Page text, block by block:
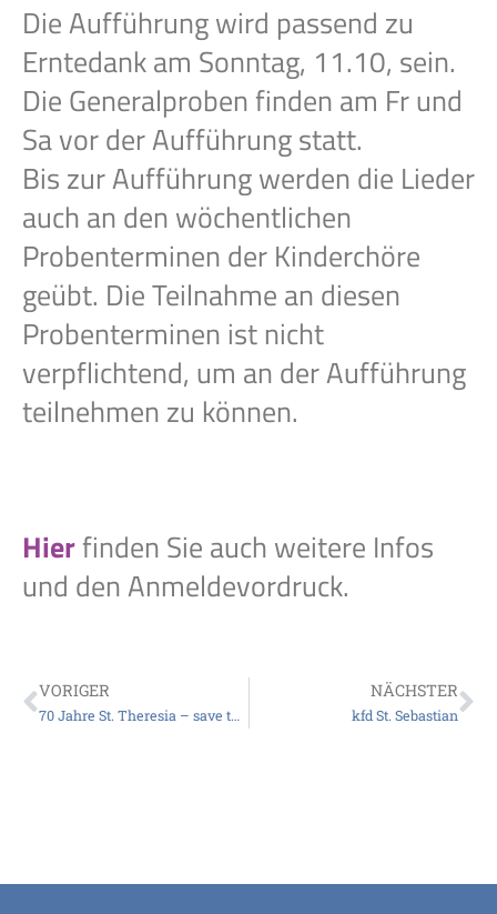
Die Aufführung wird passend zu
Erntedank am Sonntag, 11.10, sein.
Die Generalproben finden am Fr und
Sa vor der Aufführung statt.
Bis zur Aufführung werden die Lieder
auch an den wöchentlichen
Probenterminen der Kinderchöre
geübt. Die Teilnahme an diesen
Probenterminen ist nicht
verpflichtend, um an der Aufführung
teilnehmen zu können.
Hierfinden Sie auch weitere Infos
und den Anmeldevordruck.
VORIGER
70 Jahre St. Theresia – save the date
NÄCHSTER
kfd St. Sebastian